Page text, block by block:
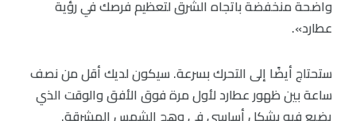
واضحة منخفضة باتجاه الشرق لتعظيم فرصك في رؤية
عطارد».
ستحتاج أيضًا إلى التحرك بسرعة. سيكون لديك أقل من نصف
ساعة بين ظهور عطارد لأول مرة فوق الأفق والوقت الذي
يضيع فيه بشكل أساسي في وهج الشمس المشرقة.